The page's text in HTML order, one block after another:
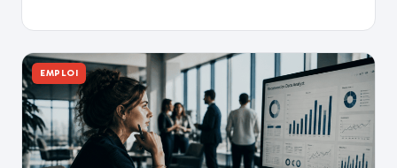
EMPLOI